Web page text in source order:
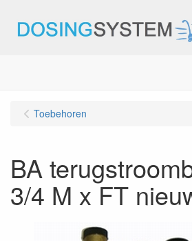
Toebehoren
BA
3/4 M x FT